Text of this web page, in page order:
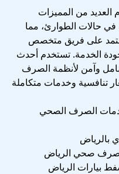
من المميزات
في حالات الطوارئ، مما
على فريق متخصص
الخدمة. تستخدم أحدث
وآمن لأنظمة الصرف
تنافسية وخدمات متكاملة
الصرف الصحي
بالرياض
صحي الرياض
بيارات الرياض